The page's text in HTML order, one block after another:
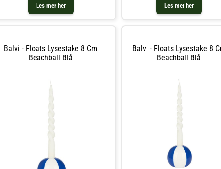
Les mer her Les mer her
Balvi - Floats Lysestake 8 Cm
Beachball Blå
Balvi - Floats Lysestake 8
Beachball Blå